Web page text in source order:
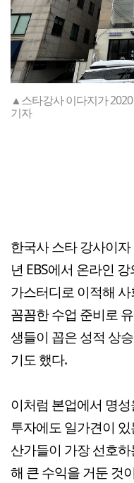
▲스타강사 이다지가
기자
한국사 스타 강사이
년 EBS에서 온라인
가스터디로 이적해
꼼꼼한 수업 준비로
생들이 꼽은 성적 상
기도 했다.
이처럼 본업에서 명
투자에도 일가견이
산가들이 가장 선호
해 큰 수익을 거둔 것